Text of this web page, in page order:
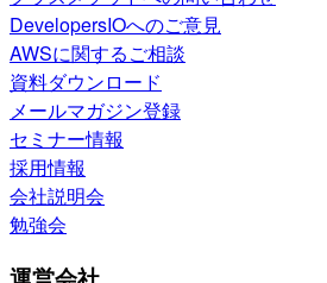
DevelopersIOへのご意見
AWSに関するご相談
資料ダウンロード
メールマガジン登録
セミナー情報
採用情報
会社説明会
勉強会